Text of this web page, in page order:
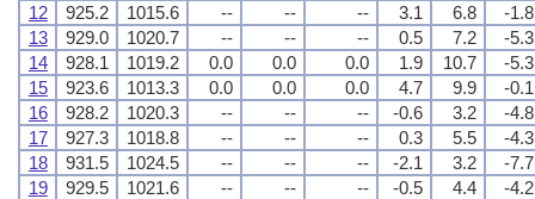
12
925.2 1015.6 -- -- -- 3.1 6.8
-1.8
13
929.0 1020.7 -- -- -- 0.5 7.2
-5.3
14
928.1 1019.2 0.0 0.0 0.0 1.9 10.7
-5.3
15
923.6 1013.3 0.0 0.0 0.0 4.7 9.9
-0.1
16
928.2 1020.3 -- -- -- -0.6 3.2
-4.8
17
927.3 1018.8 -- -- -- 0.3 5.5
-4.3
18
931.5 1024.5 -- -- -- -2.1 3.2
-7.7
19
929.5 1021.6 -- -- -- -0.5 4.4
-4.2